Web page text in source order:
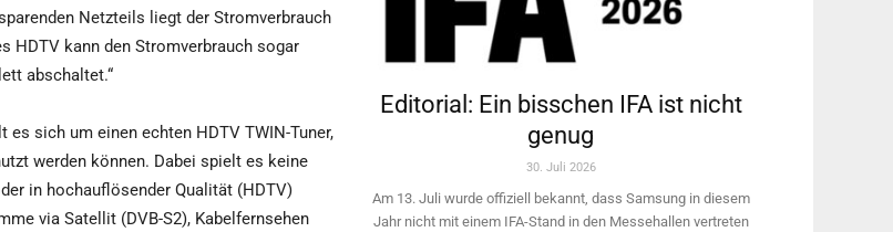
Netzteils liegt der Stromverbrauch
HDTV kann den Stromverbrauch sogar
abschaltet.“
sich um einen echten HDTV TWIN-Tuner,
werden können. Dabei spielt es keine
in hochauflösender Qualität (HDTV)
via Satellit (DVB-S2), Kabelfernsehen
Editorial: Ein bisschen IFA ist nicht
genug
30. Juli 2026
Am 13. Juli wurde offiziell bekannt, dass Samsung in diesem
Jahr nicht mit einem IFA-Stand in den Messehallen vertreten